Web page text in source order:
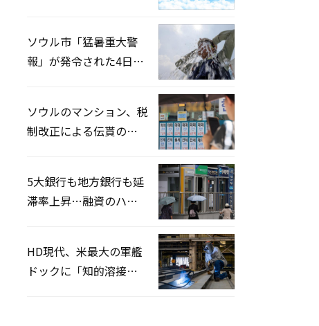
ソウル市「猛暑重大警
報」が発令された4日、
ソウルのマンション、税
制改正による伝貰の月
5大銀行も地方銀行も延
滞率上昇…融資のハー
HD現代、米最大の軍艦
ドックに「知的溶接」